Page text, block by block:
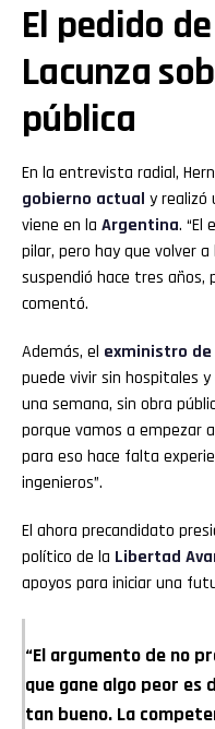
El pedido
Lacunza
pública
En la entrevista radial,
gobierno actual y realizó
viene en la Argentina. “El
pilar, pero hay que volver
suspendió hace tres años,
comentó.
Además, el exministro de
puede vivir sin hospitales
una semana, sin obra
porque vamos a empezar
para eso hace falta
ingenieros”.
El ahora precandidato
político de la Libertad
apoyos para iniciar una
“El argumento de no
que gane algo peor es
tan bueno. La